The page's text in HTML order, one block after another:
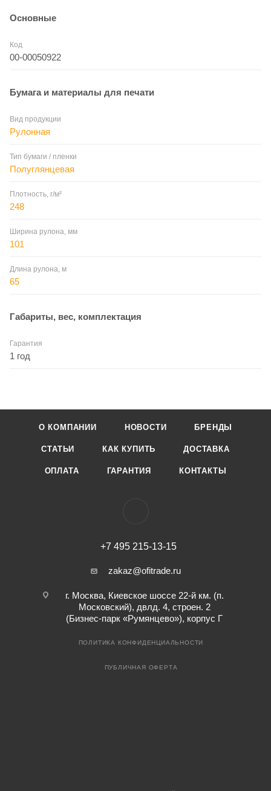
Основные
Код
00-00050922
Бумага и материалы для печати
Вид продукции
Рулонная
Тип бумаги / пленки
Полуглянцевая
Плотность, г/м²
248
Ширина рулона, мм
101
Длина рулона, м
65
Габариты, вес, комплектация
Гарантия
1 год
О КОМПАНИИ НОВОСТИ БРЕНДЫ
СТАТЬИ КАК КУПИТЬ ДОСТАВКА
ОПЛАТА ГАРАНТИЯ КОНТАКТЫ
+7 495 215-13-15
zakaz@ofitrade.ru
г. Москва, Киевское шоссе 22-й км. (п.
Московский), двлд. 4, строен. 2
(Бизнес-парк «Румянцево»), корпус Г
ПОЛИТИКА КОНФИДЕНЦИАЛЬНОСТИ
ПУБЛИЧНАЯ ОФЕРТА